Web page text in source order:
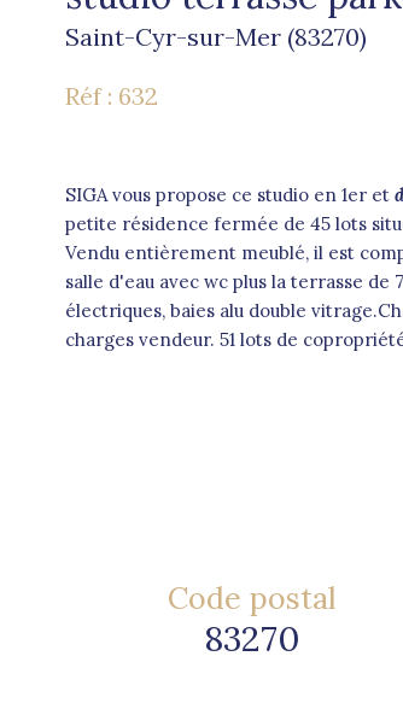
Saint-Cyr-sur-Mer (83270)
Réf : 632
SIGA vous propose ce studio en 1er et
petite résidence fermée de 45 lots
Vendu entièrement meublé, il est
salle d'eau avec wc plus la terrasse
électriques, baies alu double
charges vendeur. 51 lots de
Code postal
83270